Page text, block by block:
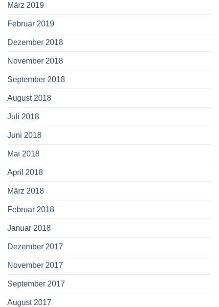
März 2019
Februar 2019
Dezember 2018
November 2018
September 2018
August 2018
Juli 2018
Juni 2018
Mai 2018
April 2018
März 2018
Februar 2018
Januar 2018
Dezember 2017
November 2017
September 2017
August 2017